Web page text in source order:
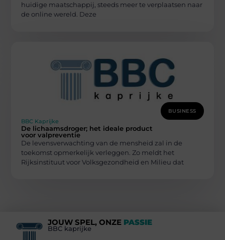
huidige maatschappij, steeds meer te verplaatsen naar
de online wereld. Deze
BUSINESS
BBC Kaprijke
De lichaamsdroger; het ideale product
voor valpreventie
De levensverwachting van de mensheid zal in de
toekomst opmerkelijk verleggen. Zo meldt het
Rijksinstituut voor Volksgezondheid en Milieu dat
JOUW SPEL, ONZE PASSIE
BBC kaprijke